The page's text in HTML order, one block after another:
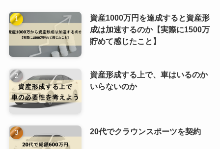
資産1000万円を達成すると資産形
成は加速するのか【実際に1500万
貯めて感じたこと】
資産形成する上で、車はいるのか
いらないのか
20代でクラウンスポーツを契約